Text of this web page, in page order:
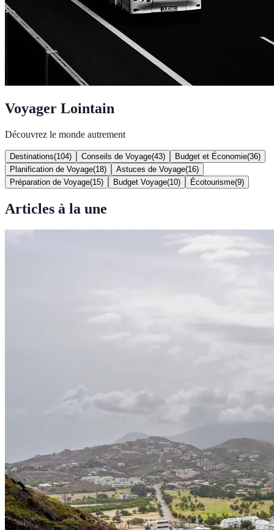
Voyager Lointain
Découvrez le monde autrement
Destinations(104) Conseils de Voyage(43) Budget et Économie(36)
Planification de Voyage(18) Astuces de Voyage(16)
Préparation de Voyage(15) Budget Voyage(10) Écotourisme(9)
Articles à la une